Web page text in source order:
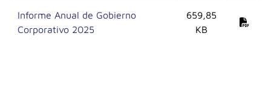
Informe Anual de Gobierno
Corporativo 2025
659,85
KB